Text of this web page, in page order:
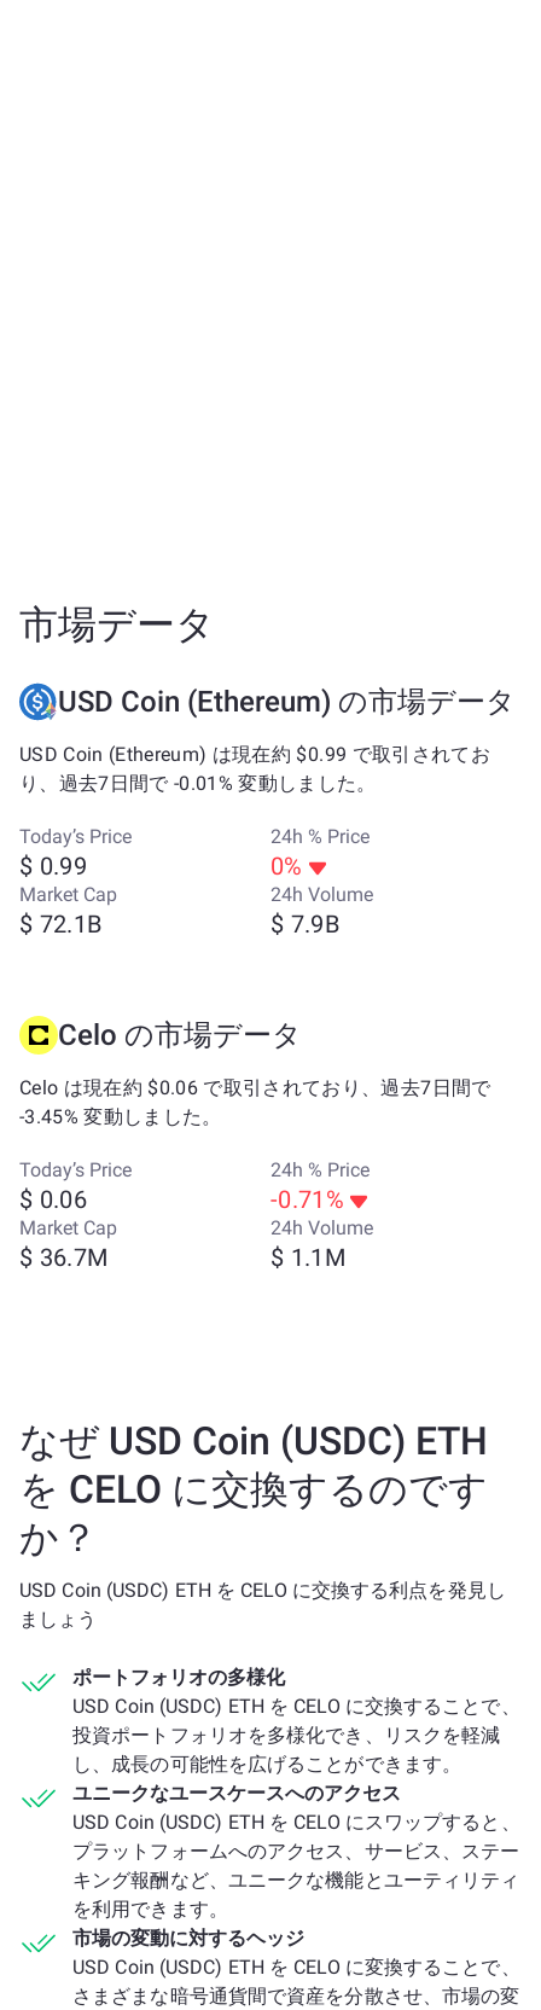
市場データ
USD Coin (Ethereum) の市場データ
USD Coin (Ethereum) は現在約 $0.99 で取引されてお
り、過去7日間で -0.01% 変動しました。
Today’s Price
$ 0.99
24h % Price
0%
Market Cap
$ 72.1B
24h Volume
$ 7.9B
Celo の市場データ
Celo は現在約 $0.06 で取引されており、過去7日間で
-3.45% 変動しました。
Today’s Price
$ 0.06
24h % Price
-0.71%
Market Cap
$ 36.7M
24h Volume
$ 1.1M
なぜ USD Coin (USDC) ETH
を CELO に交換するのです
か？
USD Coin (USDC) ETH を CELO に交換する利点を発見し
ましょう
ポートフォリオの多様化
USD Coin (USDC) ETH を CELO に交換することで、
投資ポートフォリオを多様化でき、リスクを軽減
し、成長の可能性を広げることができます。
ユニークなユースケースへのアクセス
USD Coin (USDC) ETH を CELO にスワップすると、
プラットフォームへのアクセス、サービス、ステー
キング報酬など、ユニークな機能とユーティリティ
を利用できます。
市場の変動に対するヘッジ
USD Coin (USDC) ETH を CELO に変換することで、
さまざまな暗号通貨間で資産を分散させ、市場の変